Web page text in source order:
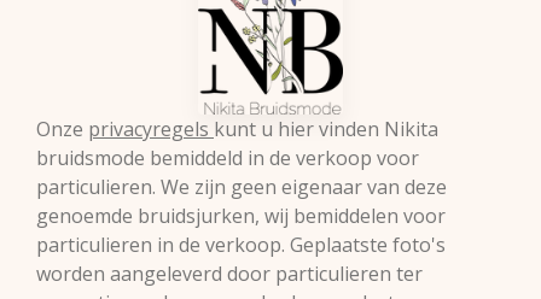
Onze privacyregels kunt u hier vinden Nikita
bruidsmode bemiddeld in de verkoop voor
particulieren. We zijn geen eigenaar van deze
genoemde bruidsjurken, wij bemiddelen voor
particulieren in de verkoop. Geplaatste foto's
worden aangeleverd door particulieren ter